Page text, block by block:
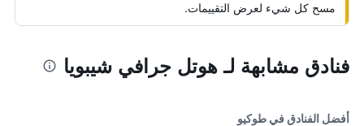
مسح كل شيء لعرض التقييمات.
فنادق مشابهة لـ هوتل جرافي شيبويا
أفضل الفنادق في طوكيو